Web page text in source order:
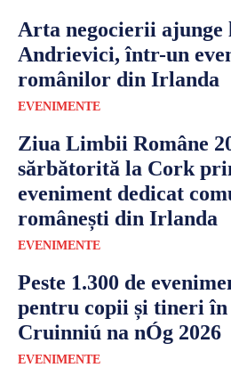
Arta negocierii ajunge
Andrievici, într-un
românilor din Irlanda
EVENIMENTE
Ziua Limbii Române
sărbătorită la Cork
eveniment dedicat
românești din Irlanda
EVENIMENTE
Peste 1.300 de
pentru copii și tineri
Cruinniú na nÓg 2026
EVENIMENTE